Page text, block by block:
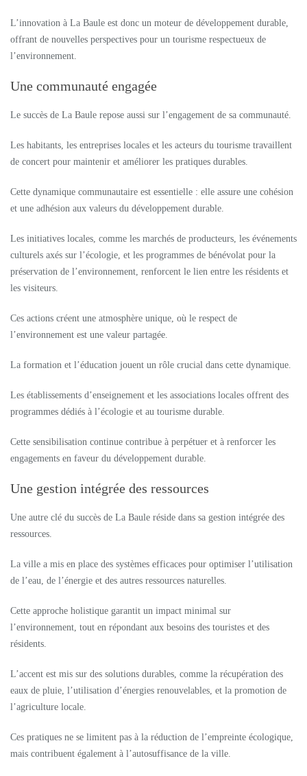
L’innovation à La Baule est donc un moteur de développement durable,
offrant de nouvelles perspectives pour un tourisme respectueux de
l’environnement.
Une communauté engagée
Le succès de La Baule repose aussi sur l’engagement de sa communauté.
Les habitants, les entreprises locales et les acteurs du tourisme travaillent
de concert pour maintenir et améliorer les pratiques durables.
Cette dynamique communautaire est essentielle : elle assure une cohésion
et une adhésion aux valeurs du développement durable.
Les initiatives locales, comme les marchés de producteurs, les événements
culturels axés sur l’écologie, et les programmes de bénévolat pour la
préservation de l’environnement, renforcent le lien entre les résidents et
les visiteurs.
Ces actions créent une atmosphère unique, où le respect de
l’environnement est une valeur partagée.
La formation et l’éducation jouent un rôle crucial dans cette dynamique.
Les établissements d’enseignement et les associations locales offrent des
programmes dédiés à l’écologie et au tourisme durable.
Cette sensibilisation continue contribue à perpétuer et à renforcer les
engagements en faveur du développement durable.
Une gestion intégrée des ressources
Une autre clé du succès de La Baule réside dans sa gestion intégrée des
ressources.
La ville a mis en place des systèmes efficaces pour optimiser l’utilisation
de l’eau, de l’énergie et des autres ressources naturelles.
Cette approche holistique garantit un impact minimal sur
l’environnement, tout en répondant aux besoins des touristes et des
résidents.
L’accent est mis sur des solutions durables, comme la récupération des
eaux de pluie, l’utilisation d’énergies renouvelables, et la promotion de
l’agriculture locale.
Ces pratiques ne se limitent pas à la réduction de l’empreinte écologique,
mais contribuent également à l’autosuffisance de la ville.